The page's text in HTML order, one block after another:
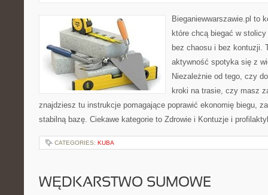
Bieganiewwarszawie.pl to
które chcą biegać w
bez chaosu i bez kontuzji.
aktywność spotyka się z
Niezależnie od tego, czy
kroki na trasie, czy masz
znajdziesz tu instrukcje pomagające poprawić ekonomię biegu,
stabilną bazę. Ciekawe kategorie to Zdrowie i Kontuzje i
CATEGORIES: KUBA
WĘDKARSTWO SUMOWE